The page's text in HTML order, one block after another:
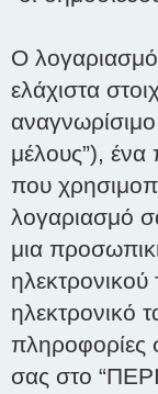
Ο
ελάχιστα
μέλους”),
που
λογαριασμό
μια
ηλεκτρονικού
ηλεκτρονικό
πληροφορίες
σας στο